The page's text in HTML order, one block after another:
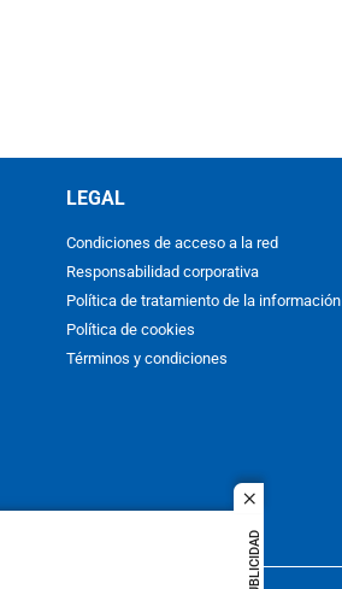
close
PUBLICIDAD
LEGAL
Condiciones de acceso a la red
Responsabilidad corporativa
Política de tratamiento de la información
Política de cookies
Términos y condiciones